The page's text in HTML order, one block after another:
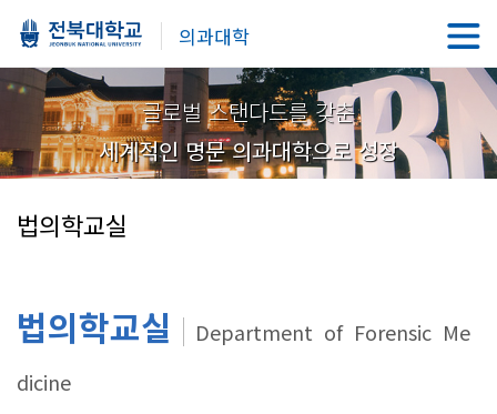
의과대학
글로벌 스탠다드를 갖춘
세계적인 명문 의과대학으로 성장
법의학교실
법의학교실
Department of Forensic Me
dicine